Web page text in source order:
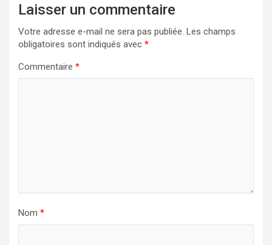
Laisser un commentaire
Votre adresse e-mail ne sera pas publiée. Les champs
obligatoires sont indiqués avec *
Commentaire *
Nom *